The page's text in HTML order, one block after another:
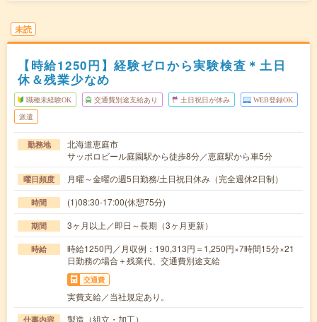
未読
【時給1250円】経験ゼロから実験検査＊土日
休＆残業少なめ
職種未経験OK 交通費別途支給あり 土日祝日が休み WEB登録OK
派遣
勤務地
北海道恵庭市
サッポロビール庭園駅から徒歩8分／恵庭駅から車5分
曜日頻度 月曜～金曜の週5日勤務/土日祝日休み（完全週休2日制）
時間 (1)08:30-17:00(休憩75分)
期間 3ヶ月以上／即日～長期（3ヶ月更新）
時給
時給1250円／月収例：190,313円＝1,250円×7時間15分×21
日勤務の場合＋残業代、交通費別途支給
交通費
実費支給／当社規定あり。
仕事内容 製造（組立・加工）